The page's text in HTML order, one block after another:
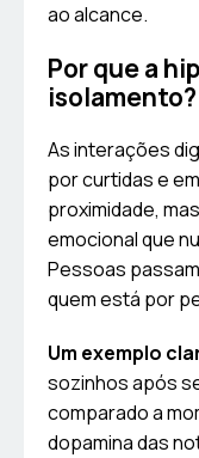
ao alcance.
Por que a
isolamento?
As interações
por curtidas e
proximidade,
emocional que
Pessoas
quem está por
Um exemplo
sozinhos após
comparado a
dopamina das